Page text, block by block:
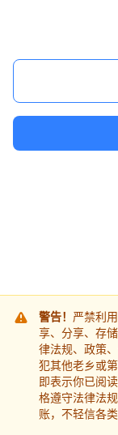
警告！ 严禁利
享、分享、存
律法规、政策
犯其他老乡或
即表示你已阅
格遵守法律法
账，不轻信各